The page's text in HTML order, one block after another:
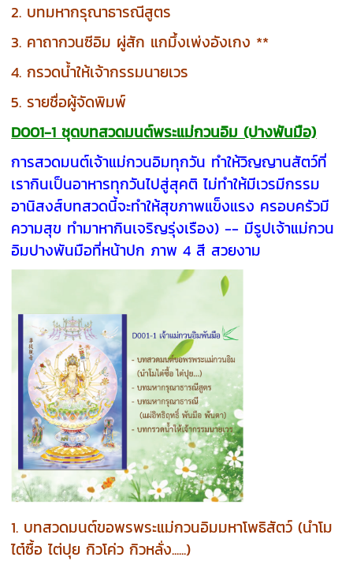
2. บทมหากรุณาธารณีสูตร
3. คาถากวนซีอิม ผู่สัก แกมึ้งเพ่งอังเกง **
4. กรวดน้ำให้เจ้ากรรมนายเวร
5. รายชื่อผู้จัดพิมพ์
D001-1 ชุดบทสวดมนต์พระแม่กวนอิม (ปางพันมือ)
การสวดมนต์เจ้าแม่กวนอิมทุกวัน ทำให้วิญญานสัตว์ที่
เรากินเป็นอาหารทุกวันไปสู่สุคติ ไม่ทำให้มีเวรมีกรรม
อานิสงส์บทสวดนี้จะทำให้สุขภาพแข็งแรง ครอบครัวมี
ความสุข ทำมาหากินเจริญรุ่งเรือง) -- มีรูปเจ้าแม่กวน
อิมปางพันมือที่หน้าปก ภาพ 4 สี สวยงาม
1. บทสวดมนต์ขอพรพระแม่กวนอิมมหาโพธิสัตว์ (นำโม
ไต๋ซื้อ ไต่ปุย กิวโค่ว กิวหลั่ง......)